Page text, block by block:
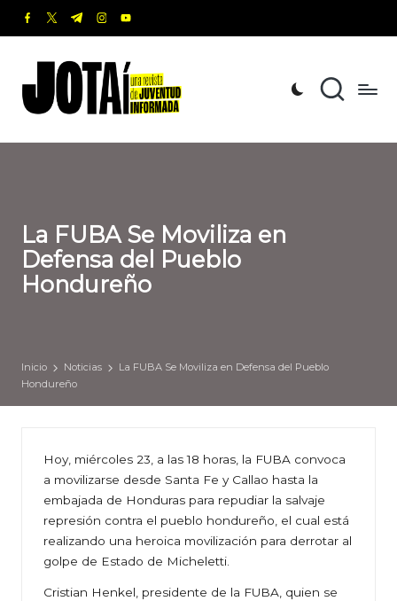
Saltar
contenido
facebook.com
twitter.com
t.me instagram.com
youtube.com
o
t
revista
de
Informada
La FUBA Se Moviliza en
Defensa del Pueblo
Hondureño
Inicio Noticias
La FUBA Se Moviliza en Defensa del Pueblo
Hondureño
Hoy, miércoles 23, a las 18 horas, la FUBA convoca
a movilizarse desde Santa Fe y Callao hasta la
embajada de Honduras para repudiar la salvaje
represión contra el pueblo hondureño, el cual está
realizando una heroica movilización para derrotar al
golpe de Estado de Micheletti.
Cristian Henkel, presidente de la FUBA, quien se